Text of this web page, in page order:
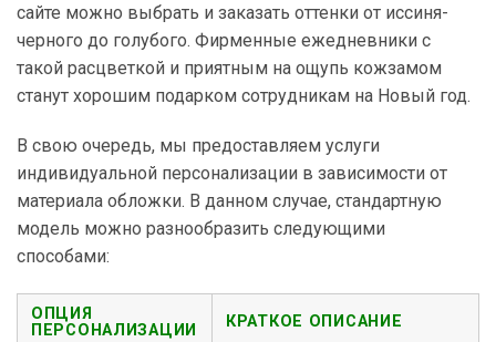
сайте можно выбрать и заказать оттенки от иссиня-
черного до голубого. Фирменные ежедневники с
такой расцветкой и приятным на ощупь кожзамом
станут хорошим подарком сотрудникам на Новый год.
В свою очередь, мы предоставляем услуги
индивидуальной персонализации в зависимости от
материала обложки. В данном случае, стандартную
модель можно разнообразить следующими
способами:
ОПЦИЯ
ПЕРСОНАЛИЗАЦИИ
КРАТКОЕ ОПИСАНИЕ